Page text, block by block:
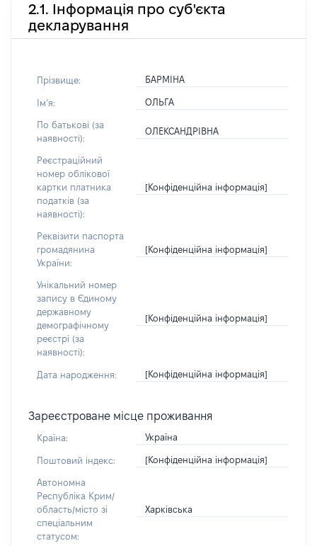
2.1. Інформація про суб'єкта
декларування
Прізвище: БАРМІНА
Імʼя: ОЛЬГА
По батькові (за
наявності):
ОЛЕКСАНДРІВНА
Реєстраційний
номер облікової
картки платника
податків (за
наявності):
[Конфіденційна інформація]
Реквізити паспорта
громадянина
України:
[Конфіденційна інформація]
Унікальний номер
запису в Єдиному
державному
демографічному
реєстрі (за
наявності):
[Конфіденційна інформація]
Дата народження: [Конфіденційна інформація]
Зареєстроване місце проживання
Країна: Україна
Поштовий індекс: [Конфіденційна інформація]
Автономна
Республіка Крим/
область/місто зі
спеціальним
статусом:
Харківська